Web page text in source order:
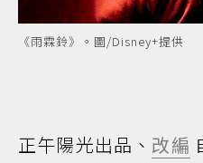
《雨霖鈴》。圖/Disney+提供
正午陽光出品、 改編